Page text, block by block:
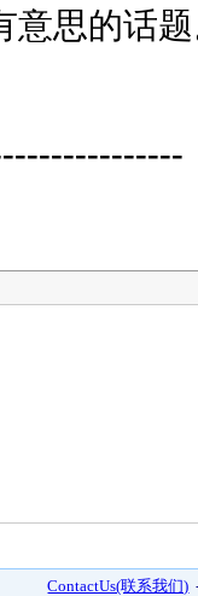
意思的话
ContactUs(联系我们)